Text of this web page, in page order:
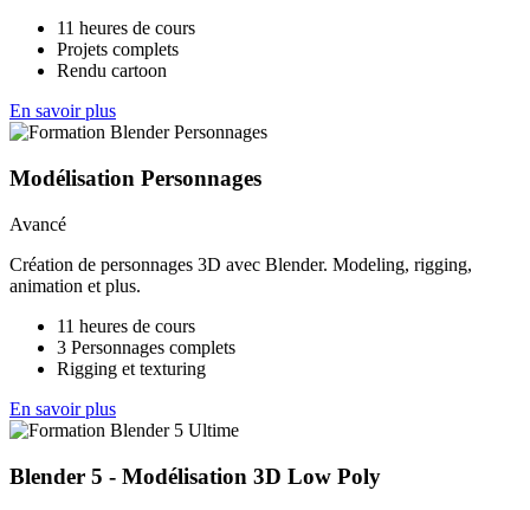
11 heures de cours
Projets complets
Rendu cartoon
En savoir plus
Modélisation Personnages
Avancé
Création de personnages 3D avec Blender. Modeling, rigging,
animation et plus.
11 heures de cours
3 Personnages complets
Rigging et texturing
En savoir plus
Blender 5 - Modélisation 3D Low Poly